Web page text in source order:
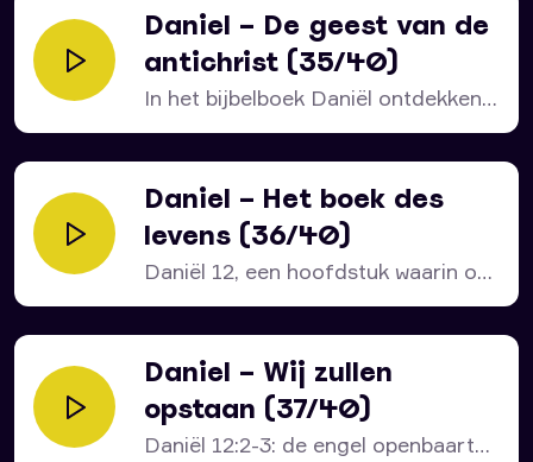
Daniel – De geest van de
antichrist (35/40)
In het bijbelboek Daniël ontdekken
we waar de term...
Daniel – Het boek des
levens (36/40)
Daniël 12, een hoofdstuk waarin ons
nog veel wordt...
Daniel – Wij zullen
opstaan (37/40)
Daniël 12:2-3: de engel openbaart